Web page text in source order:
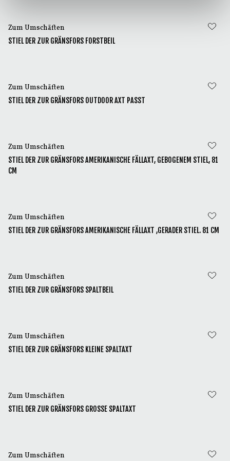
Zum Umschäften
STIEL DER ZUR GRÄNSFORS FORSTBEIL
Zum Umschäften
STIEL DER ZUR GRÄNSFORS OUTDOOR AXT PASST
Zum Umschäften
STIEL DER ZUR GRÄNSFORS AMERIKANISCHE FÄLLAXT, GEBOGENEM STIEL, 81
CM
Zum Umschäften
STIEL DER ZUR GRÄNSFORS AMERIKANISCHE FÄLLAXT ,GERADER STIEL. 81 CM
Zum Umschäften
STIEL DER ZUR GRÄNSFORS SPALTBEIL
Zum Umschäften
STIEL DER ZUR GRÄNSFORS KLEINE SPALTAXT
Zum Umschäften
STIEL DER ZUR GRÄNSFORS GROSSE SPALTAXT
Zum Umschäften